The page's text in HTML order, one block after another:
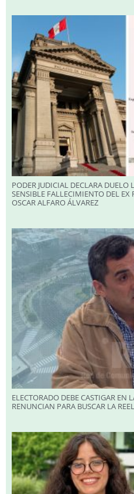
PODER JUDICIAL DECLARA DUELO
SENSIBLE FALLECIMIENTO DEL EX
OSCAR ALFARO ÁLVAREZ
ELECTORADO DEBE CASTIGAR EN
RENUNCIAN PARA BUSCAR LA